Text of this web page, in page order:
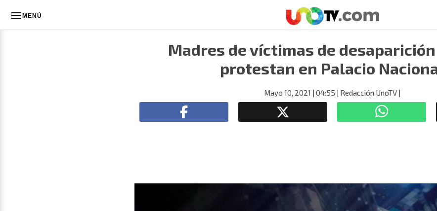
MENÚ
Madres de víctimas de
protestan en Palacio
Mayo 10, 2021 | 04:55 | Redacción UnoTV |